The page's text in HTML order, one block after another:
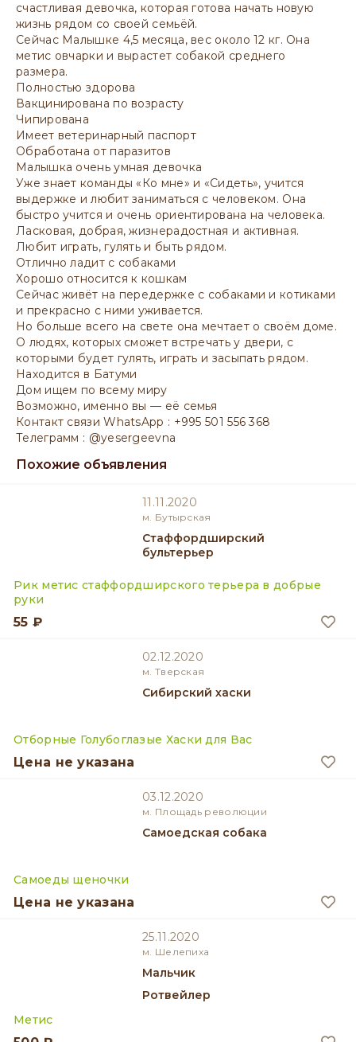
счастливая девочка, которая готова начать новую
жизнь рядом со своей семьёй.
Сейчас Малышке 4,5 месяца, вес около 12 кг. Она
метис овчарки и вырастет собакой среднего
размера.
Полностью здорова
Вакцинирована по возрасту
Чипирована
Имеет ветеринарный паспорт
Обработана от паразитов
Малышка очень умная девочка
Уже знает команды «Ко мне» и «Сидеть», учится
выдержке и любит заниматься с человеком. Она
быстро учится и очень ориентирована на человека.
Ласковая, добрая, жизнерадостная и активная.
Любит играть, гулять и быть рядом.
Отлично ладит с собаками
Хорошо относится к кошкам
Сейчас живёт на передержке с собаками и котиками
и прекрасно с ними уживается.
Но больше всего на свете она мечтает о своём доме.
О людях, которых сможет встречать у двери, с
которыми будет гулять, играть и засыпать рядом.
Находится в Батуми
Дом ищем по всему миру
Возможно, именно вы — её семья
Контакт связи WhatsApp : +995 501 556 368
Телеграмм : @yesergeevna
Похожие объявления
11.11.2020
м. Бутырская
Стаффордширский
бультерьер
Рик метис стаффордширского терьера в добрые
руки
55 ₽
02.12.2020
м. Тверская
Сибирский хаски
Отборные Голубоглазые Хаски для Вас
Цена не указана
03.12.2020
м. Площадь революции
Самоедская собака
Самоеды щеночки
Цена не указана
25.11.2020
м. Шелепиха
мальчик
Ротвейлер
Метис